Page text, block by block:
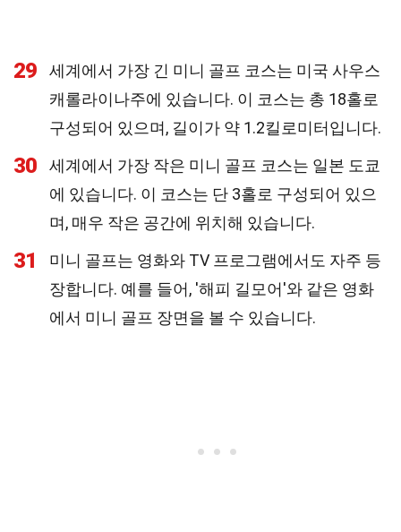
29
세계에서 가장 긴 미니 골프 코스는 미국 사우스
캐롤라이나주에 있습니다. 이 코스는 총 18홀로
구성되어 있으며, 길이가 약 1.2킬로미터입니다.
30
세계에서 가장 작은 미니 골프 코스는 일본 도쿄
에 있습니다. 이 코스는 단 3홀로 구성되어 있으
며, 매우 작은 공간에 위치해 있습니다.
31
미니 골프는 영화와 TV 프로그램에서도 자주 등
장합니다. 예를 들어, '해피 길모어'와 같은 영화
에서 미니 골프 장면을 볼 수 있습니다.